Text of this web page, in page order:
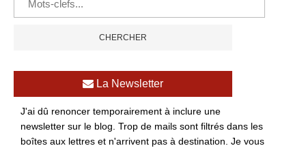
La Newsletter
J'ai dû renoncer temporairement à inclure une
newsletter sur le blog. Trop de mails sont filtrés dans les
boîtes aux lettres et n'arrivent pas à destination. Je vous